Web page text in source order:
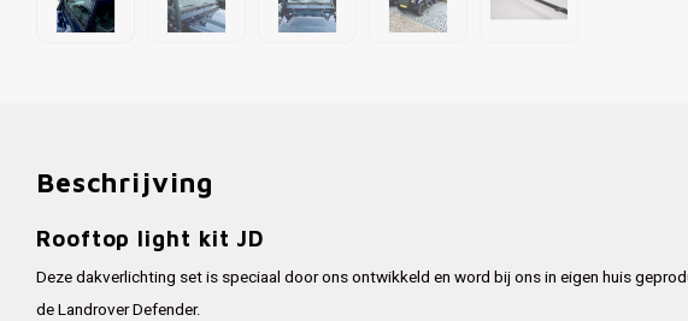
Beschrijving
Rooftop light kit JD
Deze dakverlichting set is speciaal door ons ontwikkeld en word bij ons in eigen huis
de Landrover Defender.